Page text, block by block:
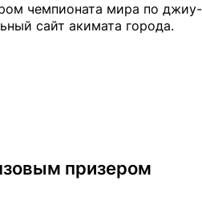
чемпионата мира по
сайт акимата города.
призером